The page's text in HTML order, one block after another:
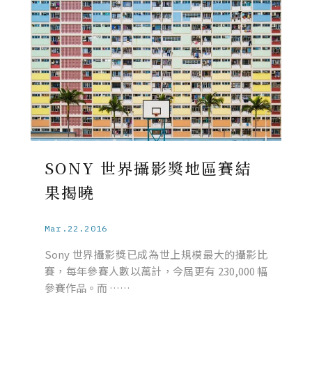
SONY 世界攝影獎地區賽結
果揭曉
Mar.22.2016
Sony 世界攝影獎已成為世上規模最大的攝影比
賽，每年參賽人數以萬計，今屆更有 230,000 幅
參賽作品。而 ……